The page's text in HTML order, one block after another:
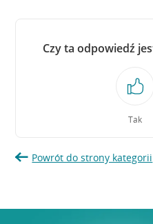
Czy ta odpowiedź
Tak
Powrót do strony kategorii